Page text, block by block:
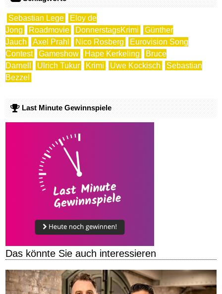
Sebastian Lege
Eloy de
Jong
Roadmovie DonnerstagsKrimi
Günther
Jauch
Axel Prahl Nico Rosberg
Eurovision Song
Contest
Gameshow Hape Kerkeling
Bruce
Darnell
Ulrich Tukur Krimi Uwe Kockisch
Sebastian
Bezzel
Last Minute Gewinnspiele
Das könnte Sie auch interessieren